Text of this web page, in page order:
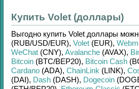
Купить Volet (доллары)
Выгодно купить Volet доллары
(RUB/USD/EUR), Volet (EUR),
WeChat (CNY), Avalanche (AVAX),
Bitcoin (BTC/BEP20), Bitcoin Cash
Cardano (ADA), ChainLink (LINK),
(DAI), Dash (DASH), Dogecoin